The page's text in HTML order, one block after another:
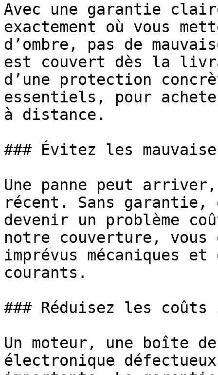
Avec une garantie
exactement où vous
d’ombre, pas de
est couvert dès la
d’une protection
essentiels, pour
à distance.
### Évitez les
Une panne peut
récent. Sans garantie,
devenir un problème
notre couverture,
imprévus mécaniques
courants.
### Réduisez les coûts
Un moteur, une boîte
électronique